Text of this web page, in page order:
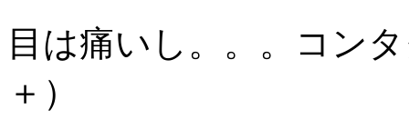
目は痛いし。。。コン
＋）